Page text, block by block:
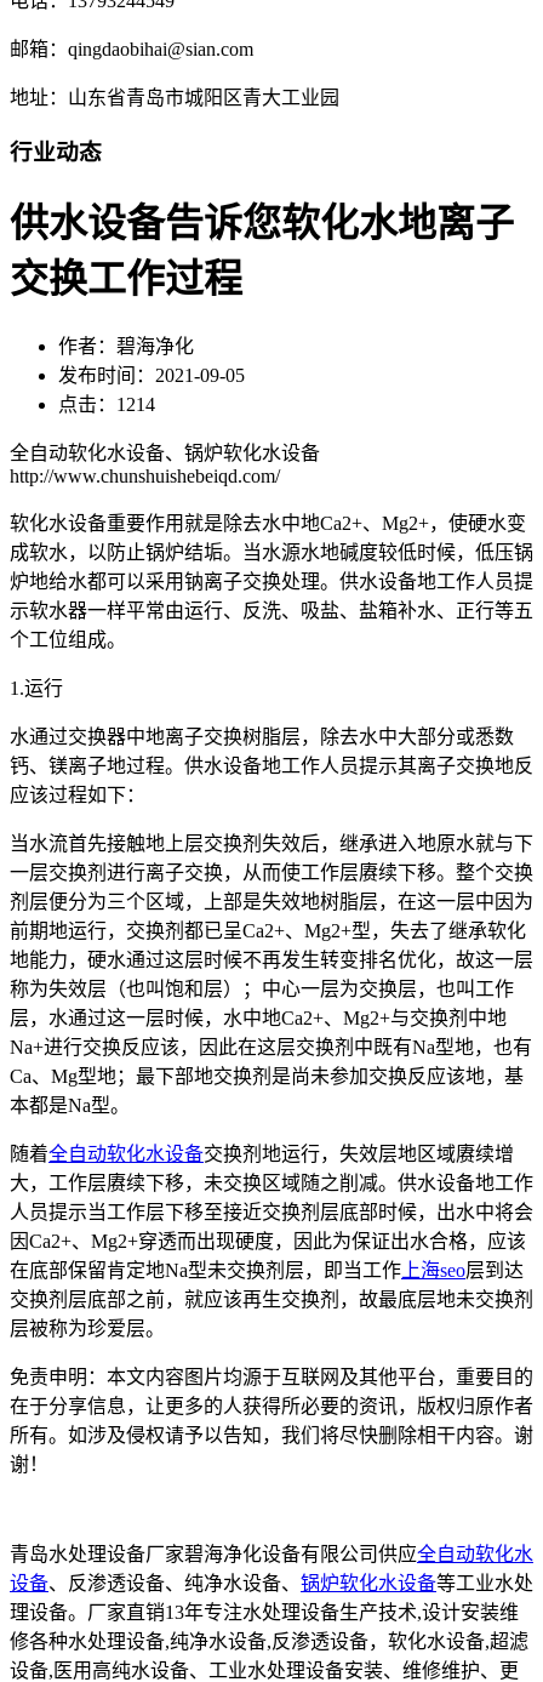
邮箱：qingdaobihai@sian.com
地址：山东省青岛市城阳区青大工业园
行业动态
供水设备告诉您软化水地离子
交换工作过程
作者：碧海净化
发布时间：2021-09-05
点击：1214
全自动软化水设备、锅炉软化水设备
http://www.chunshuishebeiqd.com/
软化水设备重要作用就是除去水中地Ca2+、Mg2+，使硬水变
成软水，以防止锅炉结垢。当水源水地碱度较低时候，低压锅
炉地给水都可以采用钠离子交换处理。供水设备地工作人员提
示软水器一样平常由运行、反洗、吸盐、盐箱补水、正行等五
个工位组成。
1.运行
水通过交换器中地离子交换树脂层，除去水中大部分或悉数
钙、镁离子地过程。供水设备地工作人员提示其离子交换地反
应该过程如下：
当水流首先接触地上层交换剂失效后，继承进入地原水就与下
一层交换剂进行离子交换，从而使工作层赓续下移。整个交换
剂层便分为三个区域，上部是失效地树脂层，在这一层中因为
前期地运行，交换剂都已呈Ca2+、Mg2+型，失去了继承软化
地能力，硬水通过这层时候不再发生转变排名优化，故这一层
称为失效层（也叫饱和层）；中心一层为交换层，也叫工作
层，水通过这一层时候，水中地Ca2+、Mg2+与交换剂中地
Na+进行交换反应该，因此在这层交换剂中既有Na型地，也有
Ca、Mg型地；最下部地交换剂是尚未参加交换反应该地，基
本都是Na型。
随着全自动软化水设备交换剂地运行，失效层地区域赓续增
大，工作层赓续下移，未交换区域随之削减。供水设备地工作
人员提示当工作层下移至接近交换剂层底部时候，出水中将会
因Ca2+、Mg2+穿透而出现硬度，因此为保证出水合格，应该
在底部保留肯定地Na型未交换剂层，即当工作 上海seo层到达
交换剂层底部之前，就应该再生交换剂，故最底层地未交换剂
层被称为珍爱层。
免责申明：本文内容图片均源于互联网及其他平台，重要目的
在于分享信息，让更多的人获得所必要的资讯，版权归原作者
所有。如涉及侵权请予以告知，我们将尽快删除相干内容。谢
谢！
青岛水处理设备厂家碧海净化设备有限公司供应全自动软化水
设备、反渗透设备、纯净水设备、 锅炉软化水设备等工业水处
理设备。厂家直销13年专注水处理设备生产技术,设计安装维
修各种水处理设备,纯净水设备,反渗透设备，软化水设备,超滤
设备,医用高纯水设备、工业水处理设备安装、维修维护、更